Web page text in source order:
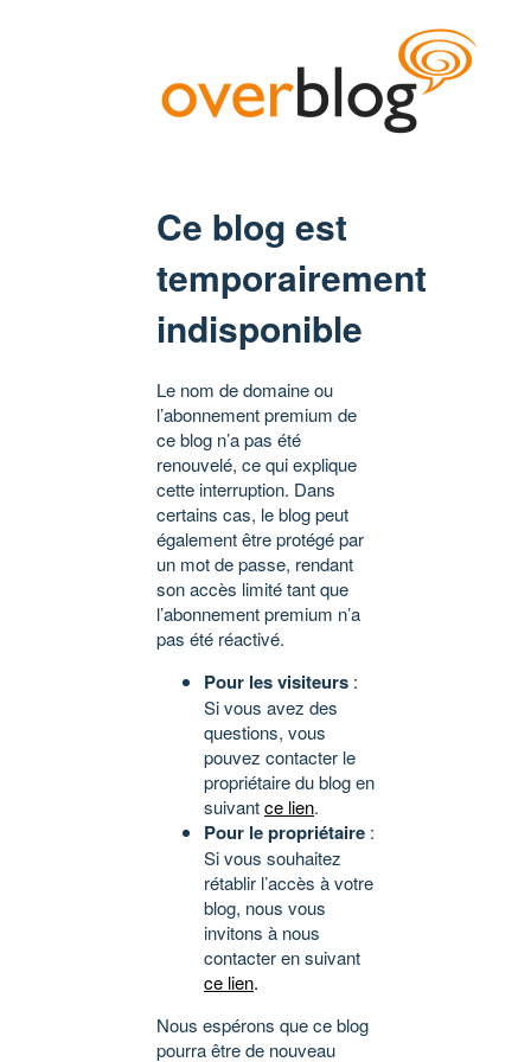
Ce blog est
temporairement
indisponible
Le nom de domaine ou
l’abonnement premium de
ce blog n’a pas été
renouvelé, ce qui explique
cette interruption. Dans
certains cas, le blog peut
également être protégé par
un mot de passe, rendant
son accès limité tant que
l’abonnement premium n’a
pas été réactivé.
Pour les visiteurs :
Si vous avez des
questions, vous
pouvez contacter le
propriétaire du blog en
suivantce lien.
Pour le propriétaire :
Si vous souhaitez
rétablir l’accès à votre
blog, nous vous
invitons à nous
contacter en suivant
ce lien.
Nous espérons que ce blog
pourra être de nouveau